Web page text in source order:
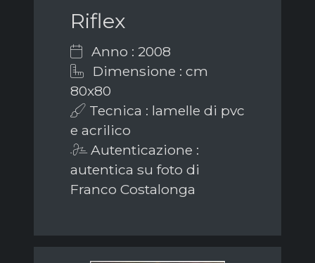
Riflex
Anno : 2008
Dimensione : cm
80x80
Tecnica : lamelle di pvc
e acrilico
Autenticazione :
autentica su foto di
Franco Costalonga